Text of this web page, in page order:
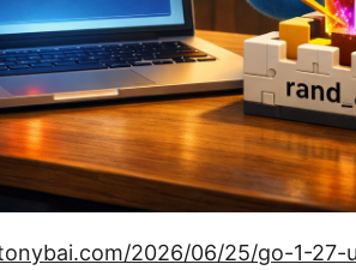
2026/06/25/go-1-27-